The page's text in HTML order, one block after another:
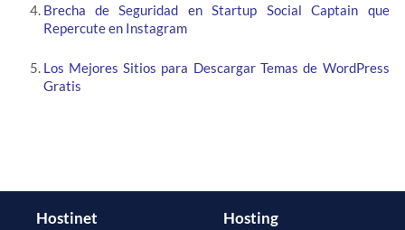
Brecha de Seguridad en Startup Social Captain que
Repercute en Instagram
Los Mejores Sitios para Descargar Temas de WordPress
Gratis
Hostinet Hosting